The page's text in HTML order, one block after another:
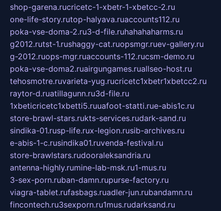
shop-garena.rucricetc-1-xbetr-1-xbetcc-2.ru
one-life-story.rutop-halyava.ruaccounts112.ru
poka-vse-doma-2.ru3-d-file.ruhahahaharms.ru
g2012.rutst-1.rushaggy-cat.ruopsmgr.ruev-gallery.ru
g-2012.ruops-mgr.ruaccounts-112.rucsm-demo.ru
poka-vse-doma2.ruairgungames.ruallseo-host.ru
tehosmotre.ruvarieta-yug.rucricetc1xbetr1xbetcc2.ru
raytor-d.ruatillagunn.ru3d-file.ru
1xbeticricetc1xbetti5.ruuafoot-statti.rue-abis1c.ru
store-brawl-stars.rukts-services.rudark-sand.ru
sindika-01.rusp-life.rux-legion.rusib-archives.ru
e-abis-1-c.rusindika01.ruvenda-festival.ru
store-brawlstars.rudooraleksandria.ru
antenna-highly.rumine-lab-msk.ru1-mus.ru
3-sex-porn.ruban-damn.rupurse-factory.ru
viagra-tablet.rufasbags.ruadler-jun.rubandamn.ru
fincontech.ru3sexporn.ru1mus.rudarksand.ru